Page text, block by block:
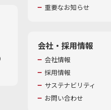
重要なお知らせ
会社・採用情報
会社情報
採用情報
サステナビリティ
お問い合わせ